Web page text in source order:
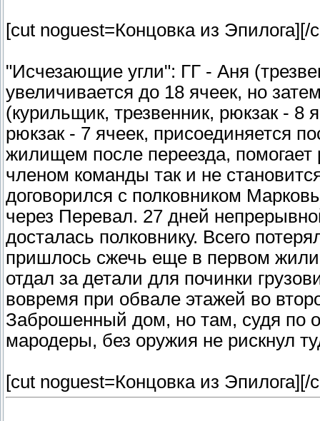
[cut noguest=Концовка из Эпилога] [/
"Исчезающие угли": ГГ - Аня
увеличивается до 18 ячеек, но
(курильщик, трезвенник, рюкзак - 8
рюкзак - 7 ячеек, присоединяется
жилищем после переезда,
членом команды так и не
договорился с полковником
через Перевал. 27 дней
досталась полковнику. Всего
пришлось сжечь еще в первом
отдал за детали для починки
вовремя при обвале этажей во
Заброшенный дом, но там, судя по
мародеры, без оружия не рискнул
[cut noguest=Концовка из Эпилога] [/